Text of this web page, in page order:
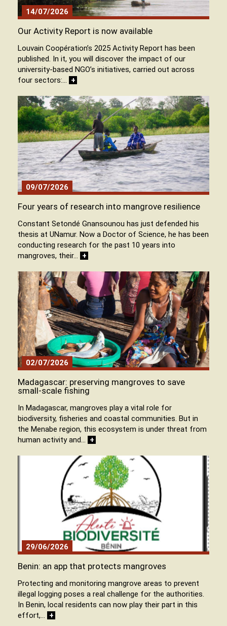
14/07/2026
Our Activity Report is now available
Louvain Coopération’s 2025 Activity Report has been
published. In it, you will discover the impact of our
university-based NGO’s initiatives, carried out across
four sectors:… +
09/07/2026
Four years of research into mangrove resilience
Constant Setondé Gnansounou has just defended his
thesis at UNamur. Now a Doctor of Science, he has been
conducting research for the past 10 years into
mangroves, their… +
02/07/2026
Madagascar: preserving mangroves to save
small-scale fishing
In Madagascar, mangroves play a vital role for
biodiversity, fisheries and coastal communities. But in
the Menabe region, this ecosystem is under threat from
human activity and… +
29/06/2026
Benin: an app that protects mangroves
Protecting and monitoring mangrove areas to prevent
illegal logging poses a real challenge for the authorities.
In Benin, local residents can now play their part in this
effort,… +